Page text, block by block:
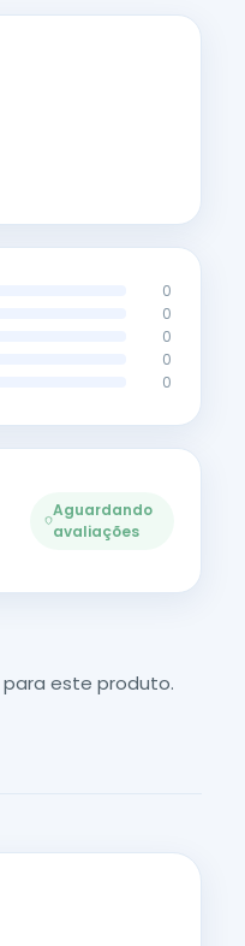
0
0
0
0
0
Aguardando
avaliações
este produto.